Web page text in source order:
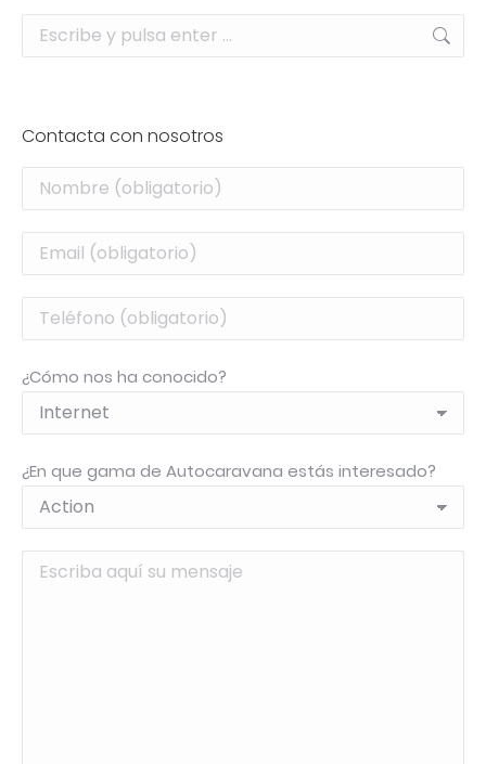
Buscar:
Contacta con nosotros
¿Cómo nos ha conocido?
¿En que gama de Autocaravana estás interesado?